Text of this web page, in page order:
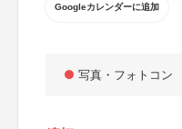
Googleカレンダーに追加
写真・フォトコン